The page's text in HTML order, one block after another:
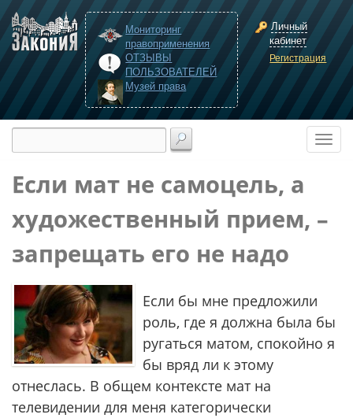
Мониторинг
правоприменения
ОТЗЫВЫ
ПОЛЬЗОВАТЕЛЕЙ
Музей права
Личный
кабинет
Регистрация
Если мат не самоцель, а
художественный прием, –
запрещать его не надо
Если бы мне предложили
роль, где я должна была бы
ругаться матом, спокойно я
бы вряд ли к этому
отнеслась. В общем контексте мат на
телевидении для меня категорически